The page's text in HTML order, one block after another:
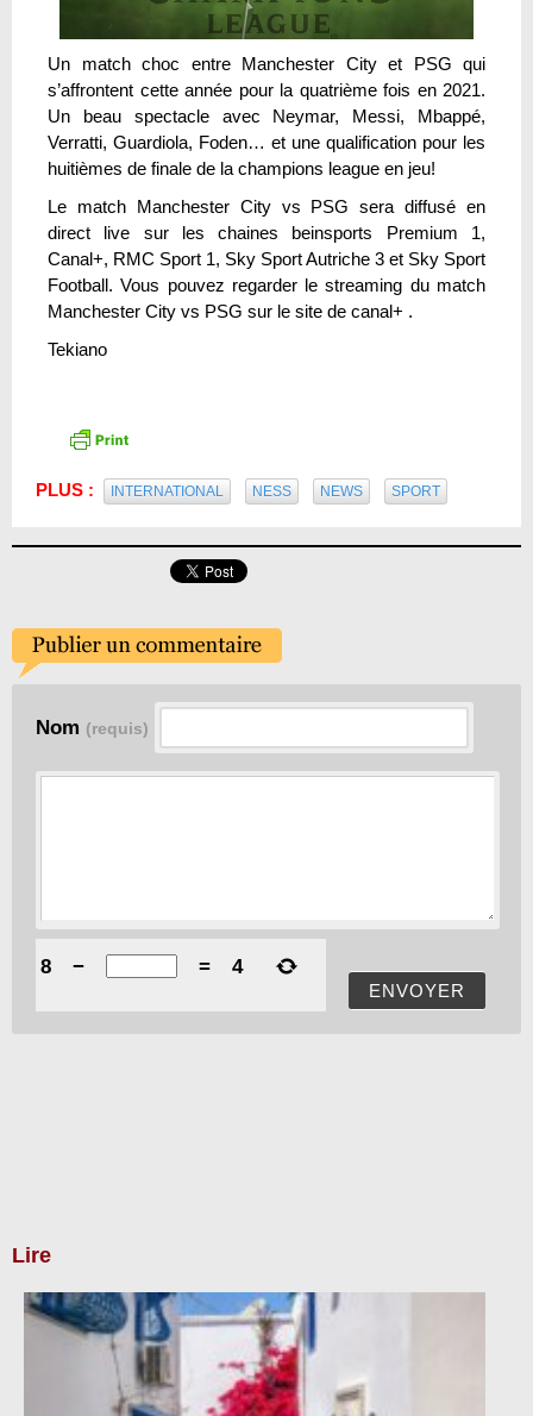
Un match choc entre Manchester City et PSG qui
s’affrontent cette année pour la quatrième fois en 2021.
Un beau spectacle avec Neymar, Messi, Mbappé,
Verratti, Guardiola, Foden… et une qualification pour les
huitièmes de finale de la champions league en jeu!
Le match Manchester City vs PSG sera diffusé en
direct live sur les chaines beinsports Premium 1,
Canal+, RMC Sport 1, Sky Sport Autriche 3 et Sky Sport
Football. Vous pouvez regarder le streaming du match
Manchester City vs PSG sur le site de canal+ .
Tekiano
PLUS : INTERNATIONAL NESS NEWS SPORT
Nom (requis)
ENVOYER
8 − = 4
Lire